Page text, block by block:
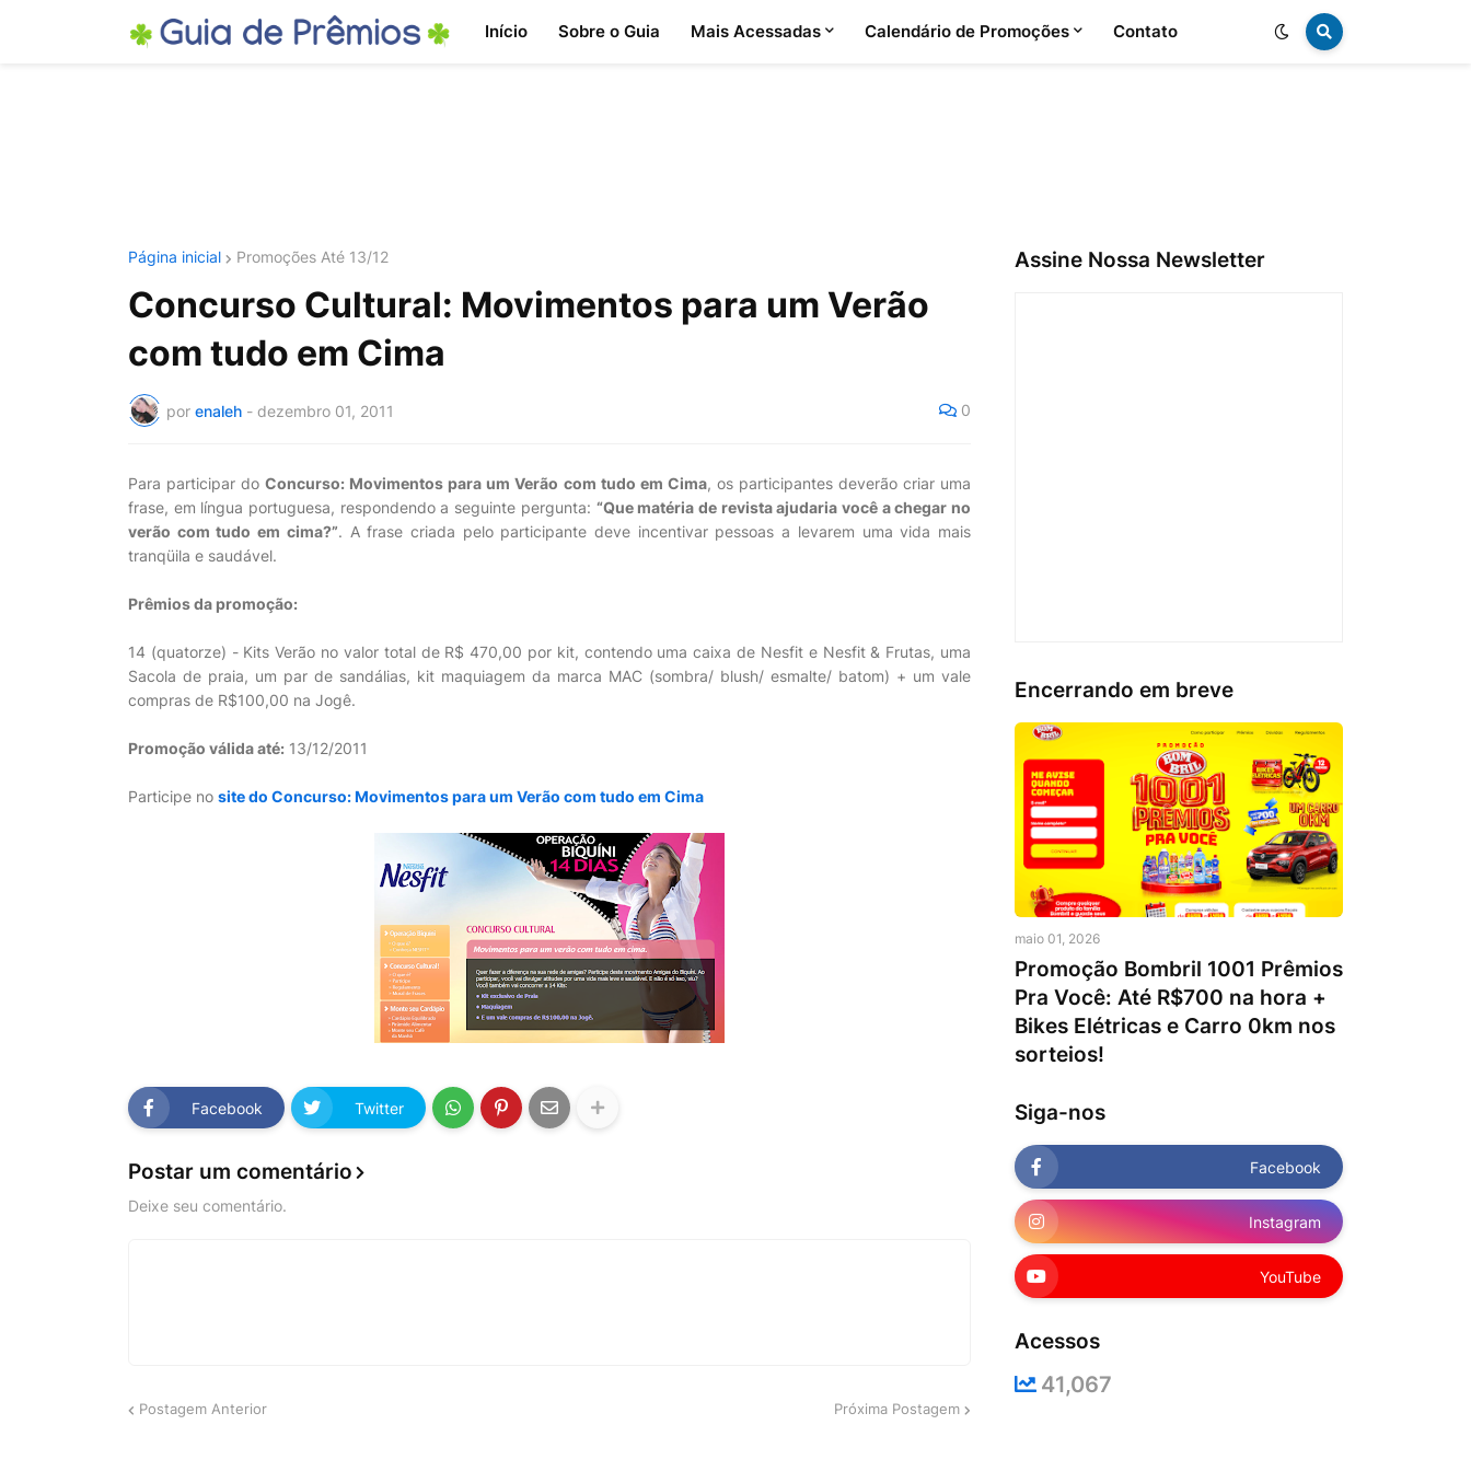
Início Sobre o Guia Mais Acessadas Calendário de Promoções Contato
Página inicial Promoções Até 13/12
Concurso Cultural: Movimentos para um Verão
com tudo em Cima
por enaleh - dezembro 01, 2011 0
Para participar doConcurso: Movimentos para um Verão com tudo em Cima, os participantes deverão criar uma
frase, em língua portuguesa, respondendo a seguinte pergunta: “Que matéria de revista ajudaria você a chegar no
verão com tudo em cima?”. A frase criada pelo participante deve incentivar pessoas a levarem uma vida mais
tranqüila e saudável.
Prêmios da promoção:
14 (quatorze) - Kits Verão no valor total de R$ 470,00 por kit, contendo uma caixa de Nesfit e Nesfit & Frutas, uma
Sacola de praia, um par de sandálias, kit maquiagem da marca MAC (sombra/ blush/ esmalte/ batom) + um vale
compras de R$100,00 na Jogê.
Promoção válida até: 13/12/2011
Participe no site do Concurso: Movimentos para um Verão com tudo em Cima
Facebook Twitter
Postar um comentário
Deixe seu comentário.
Postagem Anterior Próxima Postagem
Assine Nossa Newsletter
Encerrando em breve
maio 01, 2026
Promoção Bombril 1001 Prêmios
Pra Você: Até R$700 na hora +
Bikes Elétricas e Carro 0km nos
sorteios!
Siga-nos
Facebook
Instagram
YouTube
Acessos
41,067